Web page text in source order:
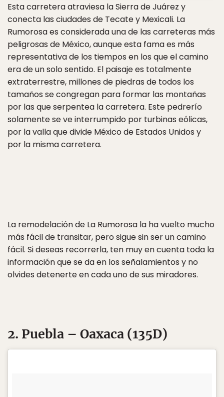
Esta carretera atraviesa la Sierra de Juárez y
conecta las ciudades de Tecate y Mexicali. La
Rumorosa es considerada una de las carreteras más
peligrosas de México, aunque esta fama es más
representativa de los tiempos en los que el camino
era de un solo sentido. El paisaje es totalmente
extraterrestre, millones de piedras de todos los
tamaños se congregan para formar las montañas
por las que serpentea la carretera. Este pedrerío
solamente se ve interrumpido por turbinas eólicas,
por la valla que divide México de Estados Unidos y
por la misma carretera.
La remodelación de La Rumorosa la ha vuelto mucho
más fácil de transitar, pero sigue sin ser un camino
fácil. Si deseas recorrerla, ten muy en cuenta toda la
información que se da en los señalamientos y no
olvides detenerte en cada uno de sus miradores.
2. Puebla – Oaxaca (135D)